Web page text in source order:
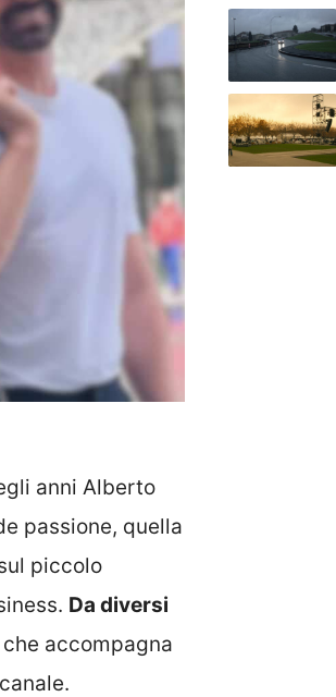
anni Alberto
passione, quella
piccolo
Da diversi
che accompagna